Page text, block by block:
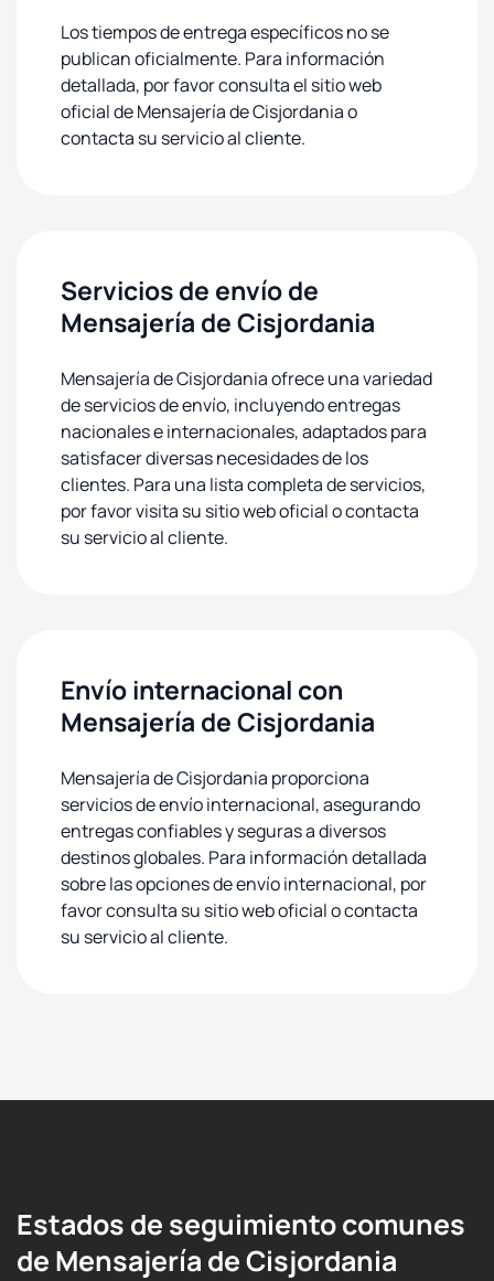
Los tiempos de entrega específicos no se
publican oficialmente. Para información
detallada, por favor consulta el sitio web
oficial de Mensajería de Cisjordania o
contacta su servicio al cliente.
Servicios de envío de
Mensajería de Cisjordania
Mensajería de Cisjordania ofrece una variedad
de servicios de envío, incluyendo entregas
nacionales e internacionales, adaptados para
satisfacer diversas necesidades de los
clientes. Para una lista completa de servicios,
por favor visita su sitio web oficial o contacta
su servicio al cliente.
Envío internacional con
Mensajería de Cisjordania
Mensajería de Cisjordania proporciona
servicios de envío internacional, asegurando
entregas confiables y seguras a diversos
destinos globales. Para información detallada
sobre las opciones de envío internacional, por
favor consulta su sitio web oficial o contacta
su servicio al cliente.
Estados de seguimiento comunes
de Mensajería de Cisjordania